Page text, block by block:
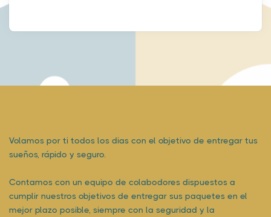
Volamos por ti todos los dias con el objetivo de entregar tus
sueños, rápido y seguro.
Contamos con un equipo de colabodores dispuestos a
cumplir nuestros objetivos de entregar sus paquetes en el
mejor plazo posible, siempre con la seguridad y la